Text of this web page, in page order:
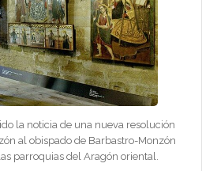
la noticia de una nueva resolución
al obispado de Barbastro-Monzón
parroquias del Aragón oriental.